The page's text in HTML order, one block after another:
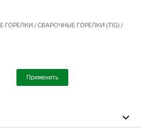
ГОРЕЛКИ
СВАРОЧНЫЕ ГОРЕЛКИ (TIG)
Применить